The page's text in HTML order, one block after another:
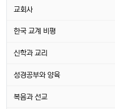
교회사
한국 교계 비평
신학과 교리
성경공부와 양육
복음과 선교